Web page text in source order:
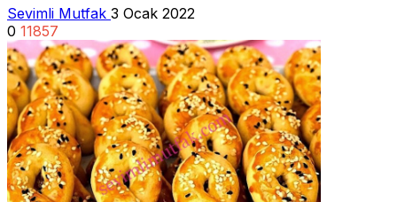
Sevimli Mutfak 3 Ocak 2022
0 11857